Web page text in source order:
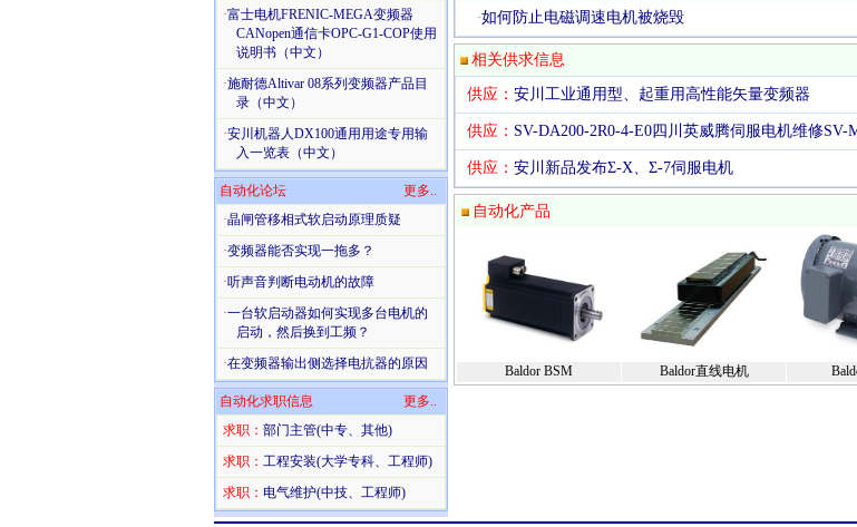
·富士电机FRENIC-MEGA变频器
CANopen通信卡OPC-G1-COP使用
说明书（中文）
·施耐德Altivar 08系列变频器产品目
录（中文）
·安川机器人DX100通用用途专用输
入一览表（中文）
自动化论坛
更多..
·晶闸管移相式软启动原理质疑
·变频器能否实现一拖多？
·听声音判断电动机的故障
·一台软启动器如何实现多台电机的
启动，然后换到工频？
·在变频器输出侧选择电抗器的原因
自动化求职信息
更多..
求职： 部门主管(中专、其他)
求职： 工程安装(大学专科、工程师)
求职： 电气维护(中技、工程师)
·如何防止电磁调速电机被烧毁
相关供求信息
供应： 安川工业通用型、起重用高性能矢量变频器
供应： SV-DA200-2R0-4-E0四川英威腾伺服电机维修SV-
供应： 安川新品发布Σ-X、Σ-7伺服电机
自动化产品
Baldor BSM Baldor直线电机